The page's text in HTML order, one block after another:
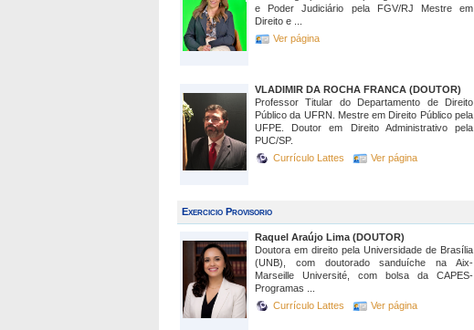
e Poder Judiciário pela FGV/RJ Mestre em
Direito e ...
Ver página
VLADIMIR DA ROCHA FRANCA (DOUTOR)
Professor Titular do Departamento de Direito
Público da UFRN. Mestre em Direito Público pela
UFPE. Doutor em Direito Administrativo pela
PUC/SP.
Currículo Lattes
Ver página
Exercicio Provisorio
Raquel Araújo Lima (DOUTOR)
Doutora em direito pela Universidade de Brasília
(UNB), com doutorado sanduíche na Aix-
Marseille Université, com bolsa da CAPES-
Programas ...
Currículo Lattes
Ver página